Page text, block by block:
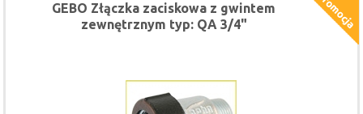
GEBO Złączka zaciskowa z gwintem
zewnętrznym typ: QA 3/4"